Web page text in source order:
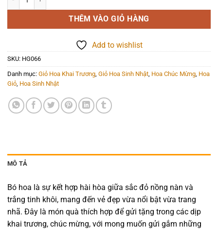
THÊM VÀO GIỎ HÀNG
Add to wishlist
SKU: HG066
Danh mục: Giỏ Hoa Khai Trương Giỏ Hoa Sinh Nhật Hoa Chúc Mừng Hoa
Giỏ Hoa Sinh Nhật
MÔ TẢ
Bó hoa là sự kết hợp hài hòa giữa sắc đỏ nồng nàn và
trắng tinh khôi, mang đến vẻ đẹp vừa nổi bật vừa trang
nhã. Đây là món quà thích hợp để gửi tặng trong các dịp
khai trương, chúc mừng, với mong muốn gửi gắm những